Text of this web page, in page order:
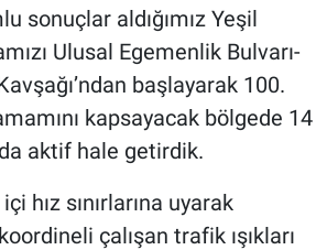
sonuçlar aldığımız Yeşil
Ulusal Egemenlik Bulvarı-
başlayarak 100.
kapsayacak bölgede 14
aktif hale getirdik.
hız sınırlarına uyarak
çalışan trafik ışıkları